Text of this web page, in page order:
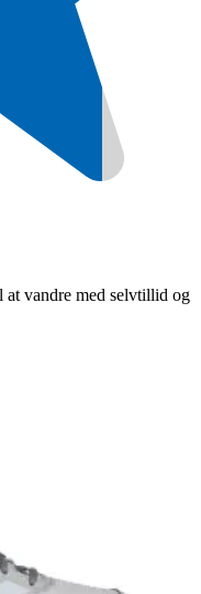
at vandre med selvtillid og